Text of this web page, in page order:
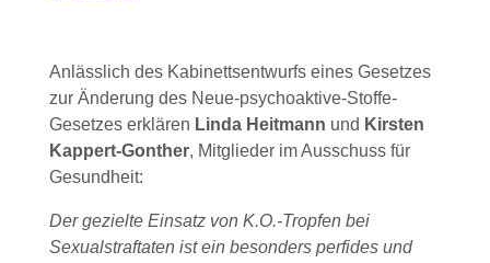
Anlässlich des Kabinettsentwurfs eines Gesetzes
zur Änderung des Neue-psychoaktive-Stoffe-
Gesetzes erklären Linda Heitmann und Kirsten
Kappert-Gonther, Mitglieder im Ausschuss für
Gesundheit:
Der gezielte Einsatz von K.O.-Tropfen bei
Sexualstraftaten ist ein besonders perfides und